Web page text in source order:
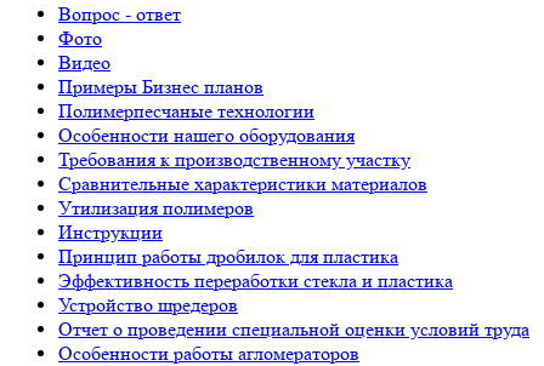
Вопрос - ответ
Фото
Видео
Примеры Бизнес планов
Полимерпесчаные технологии
Особенности нашего оборудования
Требования к производственному участку
Сравнительные характеристики материалов
Утилизация полимеров
Инструкции
Принцип работы дробилок для пластика
Эффективность переработки стекла и пластика
Устройство шредеров
Отчет о проведении специальной оценки условий труда
Особенности работы агломераторов